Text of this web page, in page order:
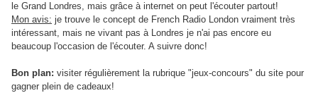
le Grand Londres, mais grâce à internet on peut l'écouter partout!
Mon avis: je trouve le concept de French Radio London vraiment très
intéressant, mais ne vivant pas à Londres je n'ai pas encore eu
beaucoup l'occasion de l'écouter. A suivre donc!
Bon plan: visiter régulièrement la rubrique "jeux-concours" du site pour
gagner plein de cadeaux!